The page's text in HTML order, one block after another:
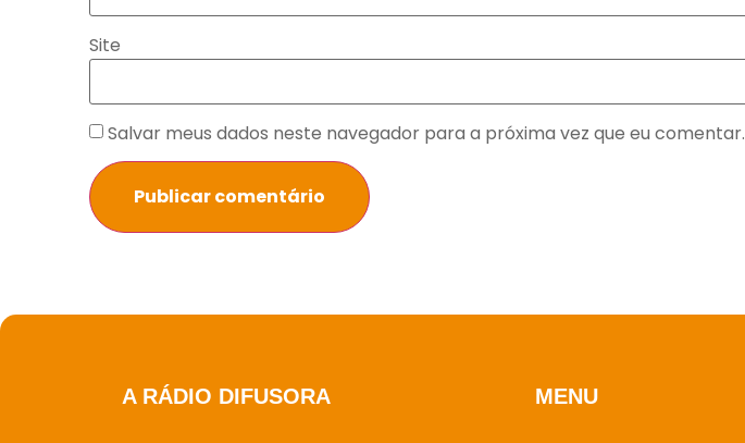
Site
Salvar meus dados neste navegador para a próxima vez que eu comentar.
A RÁDIO DIFUSORA MENU